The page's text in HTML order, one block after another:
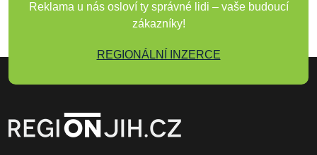
Reklama u nás osloví ty správné lidi – vaše budoucí
zákazníky!
REGIONÁLNÍ INZERCE